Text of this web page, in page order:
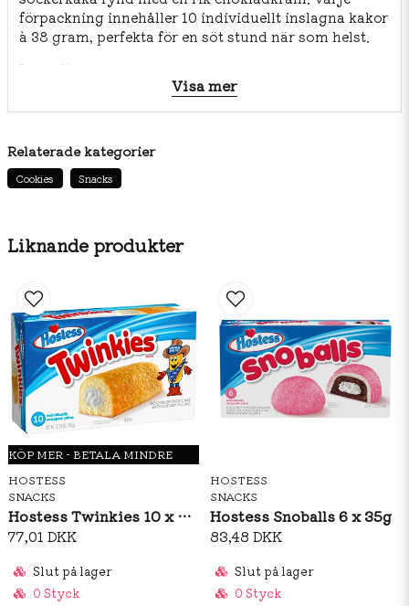
Liknande produkter
KÖP MER - BETALA MINDRE
HOSTESS
SNACKS
Hostess Twinkies 10 x 38g
77,01 DKK
Slut på lager
0 Styck
HOSTESS
SNACKS
Hostess Snoballs 6 x 35g
83,48 DKK
Slut på lager
0 Styck
förpackning innehåller 10 individuellt inslagna kakor
à 38 gram, perfekta för en söt stund när som helst.
Ingredienser:
Berikat vetemjöl (blekt vetemjöl, mältat
kornmjöl, niacin, järn, tiaminmononitrat,
Talg (animaliskt fett)
Mindre än 2% av:
Modifierad matstärkelse
Sojabönolja
Glycerin
Hydrerad talg
Vassle (mjölk)
Salt
Natriumsyrapyrofosfat
Majsstärkelse
Visa mer
Relaterade kategorier
Cookies Snacks